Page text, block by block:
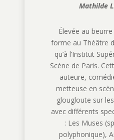
Mathilde
Élevée au
forme au Théâtre
qu’à l’Institut
Scène de Paris.
auteure,
metteuse en
glougloute sur
avec différents
: Les Muses
polyphonique),